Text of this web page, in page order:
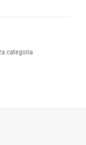
categoria